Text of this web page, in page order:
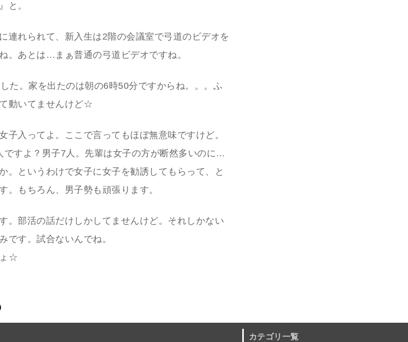
と。
連れられて、新入生は2階の会議室で弓道のビデオを
。あとは…まぁ普通の弓道ビデオですね。
た。家を出たのは朝の6時50分ですからね。。。ふ
動いてませんけど☆
子入ってよ。ここで言ってもほぼ無意味ですけど。
ですよ？男子7人。先輩は女子の方が断然多いのに…
。というわけで女子に女子を勧誘してもらって、と
。もちろん、男子勢も頑張ります。
。部活の話だけしかしてませんけど。それしかない
です。試合ないんでね。
☆
カテゴリ一覧